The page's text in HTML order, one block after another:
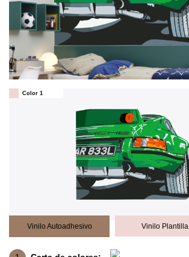
Color 1
Vinilo Autoadhesivo Vinilo Plantilla